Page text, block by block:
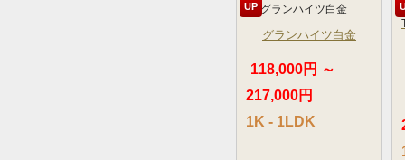
UP
グランハイツ白金
118,000円 ～
217,000円
1K - 1LDK